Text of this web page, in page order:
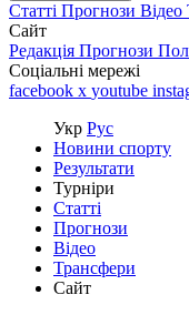
Статті Прогнози Відео
Сайт
Редакція Прогнози
Соціальні мережі
facebook x youtube
Укр Рус
Новини спорту
Результати
Турніри
Статті
Прогнози
Відео
Трансфери
Сайт